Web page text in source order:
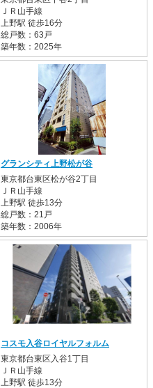
ＪＲ山手線
上野駅 徒歩16分
総戸数：63戸
築年数：2025年
グランシティ上野松が谷
東京都台東区松が谷2丁目
ＪＲ山手線
上野駅 徒歩13分
総戸数：21戸
築年数：2006年
コスモ入谷ロイヤルフォルム
東京都台東区入谷1丁目
ＪＲ山手線
上野駅 徒歩13分